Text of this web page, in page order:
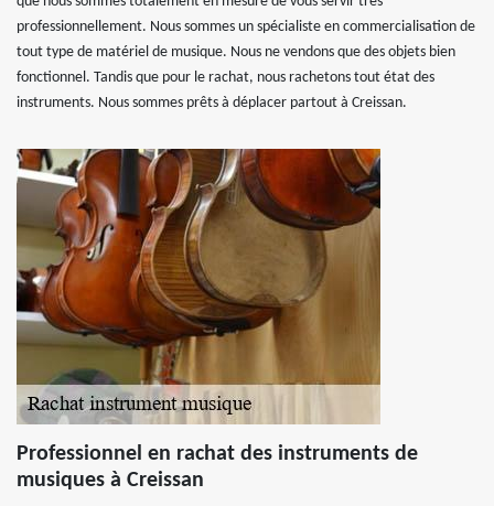
professionnellement. Nous sommes un spécialiste en commercialisation de
tout type de matériel de musique. Nous ne vendons que des objets bien
fonctionnel. Tandis que pour le rachat, nous rachetons tout état des
instruments. Nous sommes prêts à déplacer partout à Creissan.
Professionnel en rachat des instruments de
musiques à Creissan